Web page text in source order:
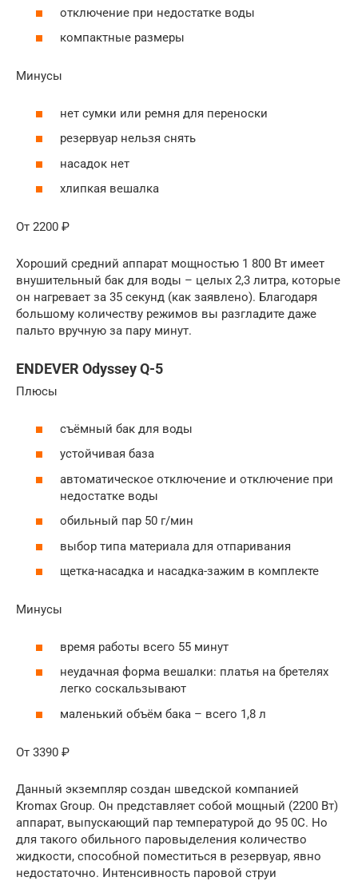
отключение при недостатке воды
компактные размеры
Минусы
нет сумки или ремня для переноски
резервуар нельзя снять
насадок нет
хлипкая вешалка
От 2200 ₽
Хороший средний аппарат мощностью 1 800 Вт имеет
внушительный бак для воды – целых 2,3 литра, которые
он нагревает за 35 секунд (как заявлено). Благодаря
большому количеству режимов вы разгладите даже
пальто вручную за пару минут.
ENDEVER Odyssey Q-5
Плюсы
съёмный бак для воды
устойчивая база
автоматическое отключение и отключение при
недостатке воды
обильный пар 50 г/мин
выбор типа материала для отпаривания
щетка-насадка и насадка-зажим в комплекте
Минусы
время работы всего 55 минут
неудачная форма вешалки: платья на бретелях
легко соскальзывают
маленький объём бака – всего 1,8 л
От 3390 ₽
Данный экземпляр создан шведской компанией
Kromax Group. Он представляет собой мощный (2200 Вт)
аппарат, выпускающий пар температурой до 95 0С. Но
для такого обильного паровыделения количество
жидкости, способной поместиться в резервуар, явно
недостаточно. Интенсивность паровой струи